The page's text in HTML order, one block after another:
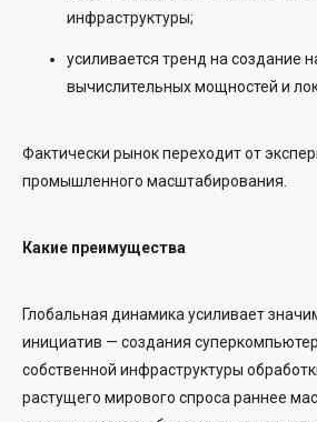
инфраструктуры;
усиливается тренд на создание
вычислительных мощностей и
Фактически рынок переходит от
промышленного масштабирования.
Какие преимущества
Глобальная динамика усиливает
инициатив — создания
собственной инфраструктуры
растущего мирового спроса раннее